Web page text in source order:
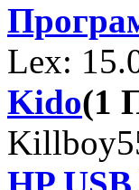
Lex:
Kido(1